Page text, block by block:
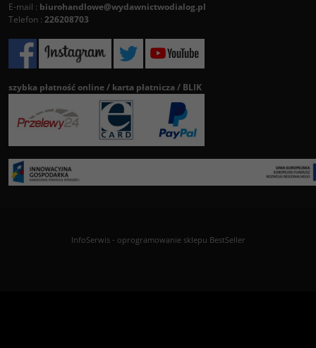
E-mail : biurohandlowe@wydawnictwodialog.pl
Telefon : 226208703
szybka płatność online / karta płatnicza / BLIK
InfoSerwis- oprogramowanie sklepu BestSeller